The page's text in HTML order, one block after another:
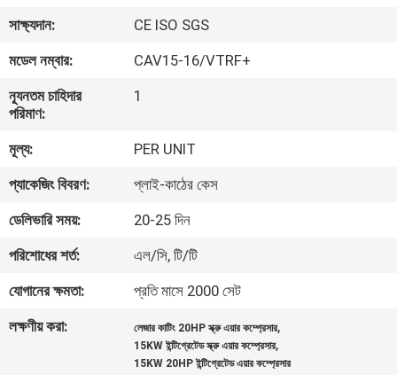
আমাদের
সম্পর্কে
পরিদর্শন
গুণমান
নিয়ন্ত্রণ
আমাদের
সাথে
সাক্ষ্যদান:
CE ISO SGS
মডেল নম্বার:
CAV15-16/VTRF+
ন্যূনতম চাহিদার
পরিমাণ:
1
মূল্য:
PER UNIT
প্যাকেজিং বিবরণ:
প্লাই-কাঠের কেস
ডেলিভারি সময়:
20-25 দিন
পরিশোধের শর্ত:
এল/সি, টি/টি
যোগানের ক্ষমতা:
প্রতি মাসে 2000 সেট
লক্ষণীয় করা:
লেজার কাটিং 20HP স্ক্রু এয়ার কম্প্রেসার,
15KW ইন্টিগ্রেটেড স্ক্রু এয়ার কম্প্রেসার,
15KW 20HP ইন্টিগ্রেটেড এয়ার কম্প্রেসার